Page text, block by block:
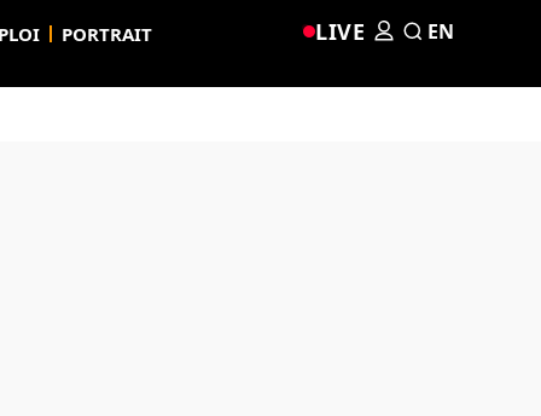
PORTRAIT LIVE EN